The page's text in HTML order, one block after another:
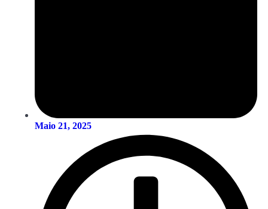
Maio 21, 2025